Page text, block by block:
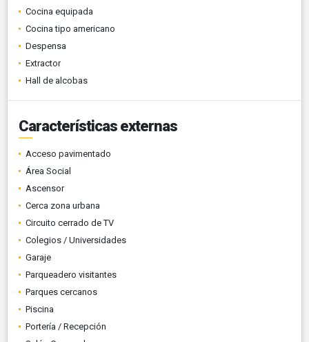
Cocina equipada
Cocina tipo americano
Despensa
Extractor
Hall de alcobas
Características externas
Acceso pavimentado
Área Social
Ascensor
Cerca zona urbana
Circuito cerrado de TV
Colegios / Universidades
Garaje
Parqueadero visitantes
Parques cercanos
Piscina
Portería / Recepción